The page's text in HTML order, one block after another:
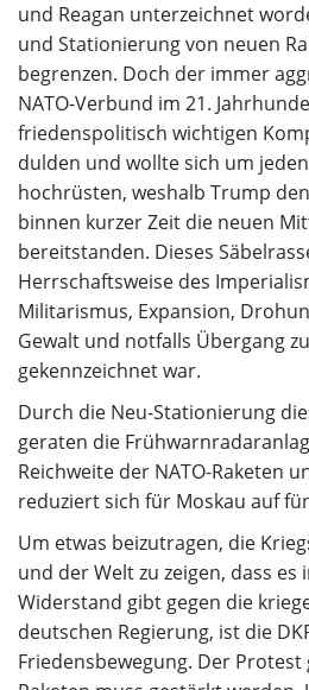
und Reagan unterzeichnet
und Stationierung von neuen
begrenzen. Doch der immer
NATO-Verbund im 21.
friedenspolitisch wichtigen
dulden und wollte sich um
hochrüsten, weshalb Trump
binnen kurzer Zeit die neuen
bereitstanden. Dieses
Herrschaftsweise des
Militarismus, Expansion,
Gewalt und notfalls Übergang
gekennzeichnet war.
Durch die Neu-Stationierung
geraten die
Reichweite der NATO-Raketen
reduziert sich für Moskau auf
Um etwas beizutragen, die
und der Welt zu zeigen, dass es
Widerstand gibt gegen die
deutschen Regierung, ist die
Friedensbewegung. Der Protest